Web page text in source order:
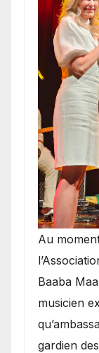
​Au
Baaba
musicien
gardien